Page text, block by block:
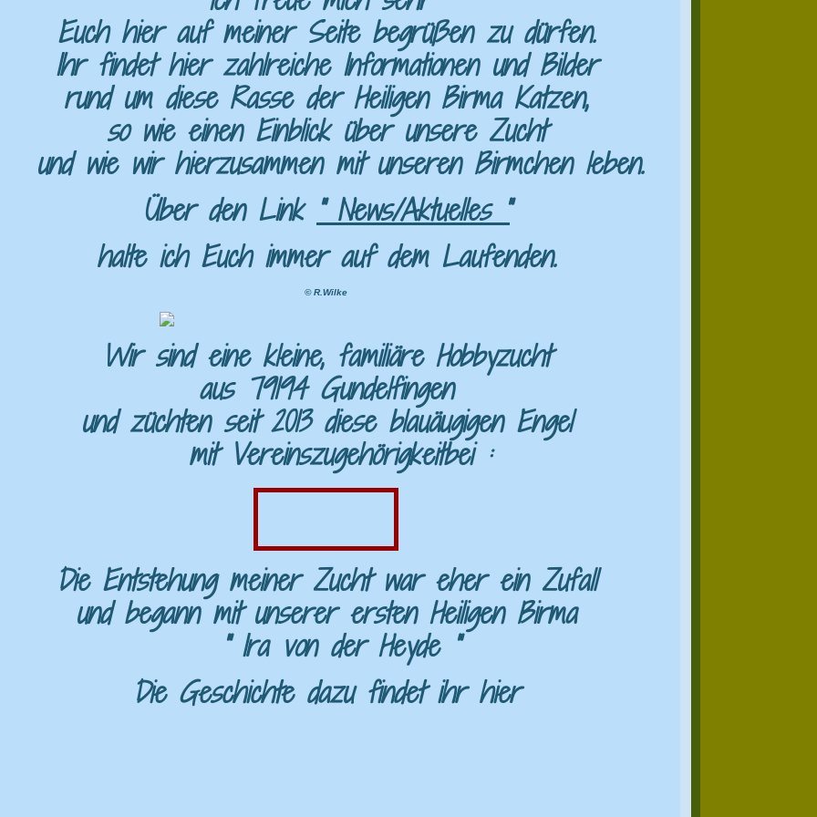
Euch hier auf meiner Seite begrüßen zu dürfen.
Ihr findet hier zahlreiche Informationen und Bilder
rund um diese Rasse der Heiligen Birma Katzen,
so wie einen Einblick über unsere Zucht
und wie wir hierzusammen mit unseren Birmchen leben.
Über den Link " News/Aktuelles "
halte ich Euch immer auf dem Laufenden.
© R.Wilke
Wir sind eine kleine, familiäre Hobbyzucht
aus 79194 Gundelfingen
und züchten seit 2013 diese blauäugigen Engel
mit Vereinszugehörigkeitbei :
Die Entstehung meiner Zucht war eher ein Zufall
und begann mit unserer ersten Heiligen Birma
" Ira von der Heyde "
Die Geschichte dazu findet ihr hier